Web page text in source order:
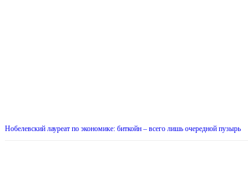
Нобелевский лауреат по экономике: биткойн – всего лишь очередной пузырь